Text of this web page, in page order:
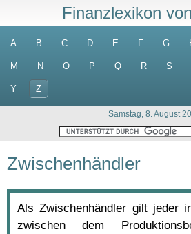
Finanzlexikon
A B C D E F G
M N O P Q R S
Y Z
Samstag, 8. August
Zwischenhändler
Als Zwischenhändler gilt jeder
zwischen dem